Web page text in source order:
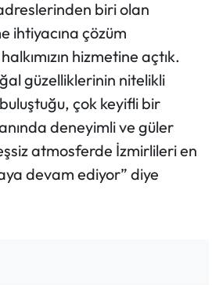
biri olan
ihtiyacına çözüm
hizmetine açtık.
güzelliklerinin nitelikli
çok keyifli bir
deneyimli ve güler
atmosferde İzmirlileri en
devam ediyor” diye